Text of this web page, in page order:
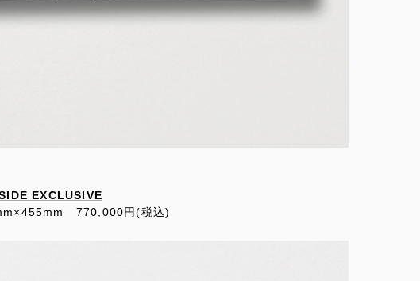
EXCLUSIVE
770,000円(税込)